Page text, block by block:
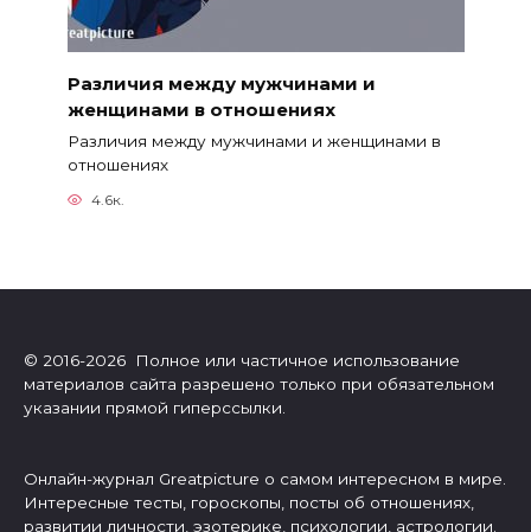
Различия между мужчинами и
женщинами в отношениях
Различия между мужчинами и женщинами в
отношениях
4.6к.
© 2016-2026 Полное или частичное использование
материалов сайта разрешено только при обязательном
указании прямой гиперссылки.
Онлайн-журнал Greatpicture о самом интересном в мире.
Интересные тесты, гороскопы, посты об отношениях,
развитии личности, эзотерике, психологии, астрологии.